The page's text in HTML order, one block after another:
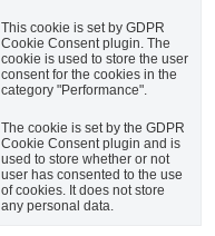
This cookie is set by GDPR
Cookie Consent plugin. The
cookie is used to store the user
consent for the cookies in the
category "Performance".
The cookie is set by the GDPR
Cookie Consent plugin and is
used to store whether or not
user has consented to the use
of cookies. It does not store
any personal data.